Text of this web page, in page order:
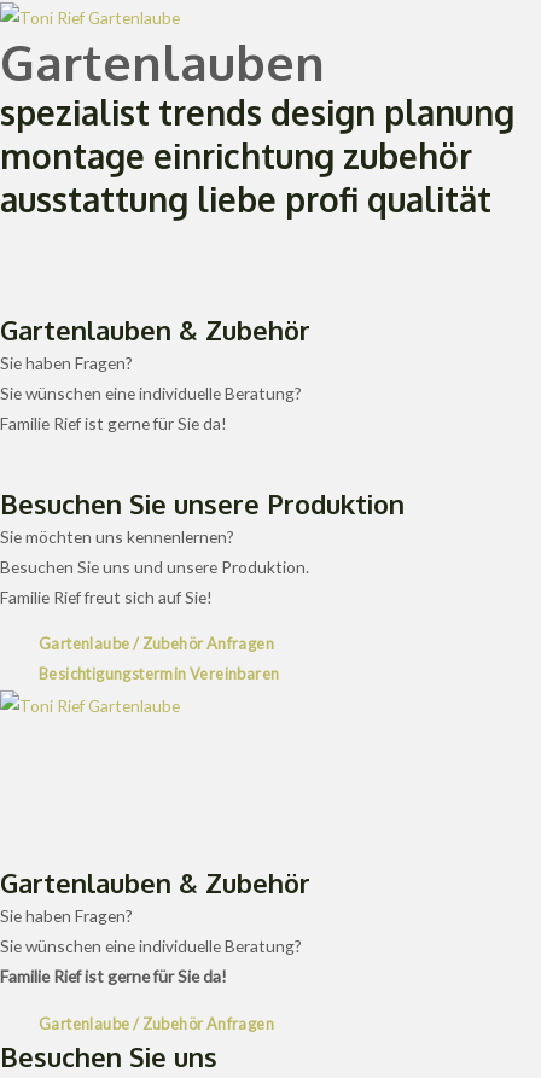
Zum
Inhalt
springen
Gartenlauben
spezialist trends design planung
montage einrichtung zubehör
ausstattung liebe profi qualität
Gartenlauben & Zubehör
Sie haben Fragen?
Sie wünschen eine individuelle Beratung?
Familie Rief ist gerne für Sie da!
Besuchen Sie unsere Produktion
Sie möchten uns kennenlernen?
Besuchen Sie uns und unsere Produktion.
Familie Rief freut sich auf Sie!
Gartenlaube / Zubehör Anfragen
Besichtigungstermin Vereinbaren
Gartenlauben & Zubehör
Sie haben Fragen?
Sie wünschen eine individuelle Beratung?
Familie Rief ist gerne für Sie da!
Gartenlaube / Zubehör Anfragen
Besuchen Sie uns